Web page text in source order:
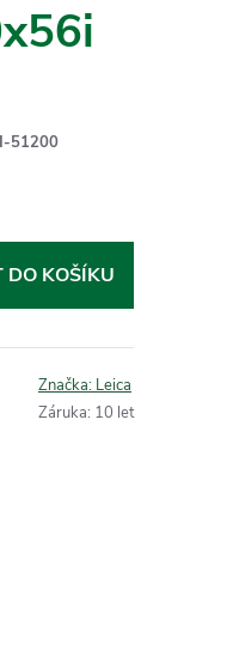
51200
DO KOŠÍKU
Značka: Leica
Záruka: 10 let